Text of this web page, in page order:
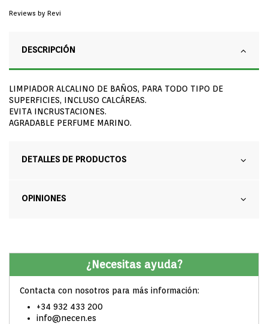
Reviews by Revi
DESCRIPCIÓN
LIMPIADOR ALCALINO DE BAÑOS, PARA TODO TIPO DE
SUPERFICIES, INCLUSO CALCÁREAS.
EVITA INCRUSTACIONES.
AGRADABLE PERFUME MARINO.
DETALLES DE PRODUCTOS
OPINIONES
¿Necesitas ayuda?
Contacta con nosotros para más información:
+34 932 433 200
info@necen.es